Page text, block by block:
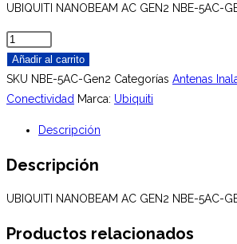
UBIQUITI NANOBEAM AC GEN2 NBE-5AC-
UBIQUITI
NANOBEAM
AC
GEN2
GEN2
Añadir al carrito
SKU NBE-5AC-Gen2 Categorías Antenas
Conectividad Marca: Ubiquiti
Descripción
Descripción
UBIQUITI NANOBEAM AC GEN2 NBE-5AC-
Productos relacionados